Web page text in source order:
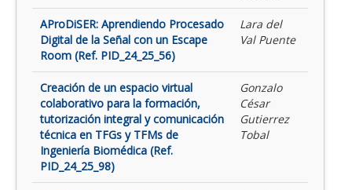
AProDiSER: Aprendiendo Procesado
Digital de la Señal con un Escape
Room (Ref. PID_24_25_56)
Lara del
Val Puente
Creación de un espacio virtual
colaborativo para la formación,
tutorización integral y comunicación
técnica en TFGs y TFMs de
Ingeniería Biomédica (Ref.
PID_24_25_98)
Gonzalo
César
Gutierrez
Tobal